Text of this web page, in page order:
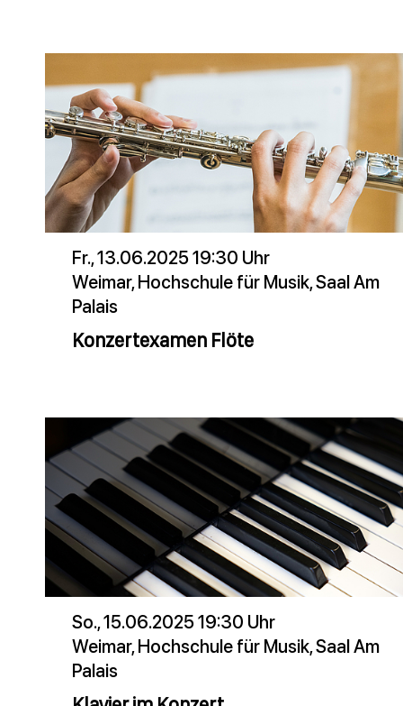
Fr., 13.06.2025 19:30 Uhr
Weimar, Hochschule für Musik, Saal Am
Palais
Konzertexamen Flöte
So., 15.06.2025 19:30 Uhr
Weimar, Hochschule für Musik, Saal Am
Palais